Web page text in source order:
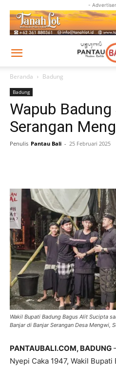
-
Beranda Badung
Badung
Wapub
Serangan
Penulis Pantau Bali - 25 Februari 2025
Wakil Bupati Badung Bagus Alit Sucipta
Banjar di Banjar Serangan Desa Mengwi,
PANTAUBALI.COM, BADUNG
Nyepi Caka 1947, Wakil